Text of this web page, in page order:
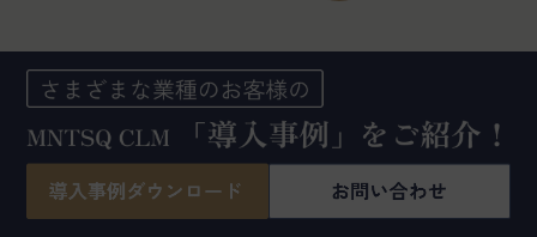
ホーム コラム
お客様の業態に合わせた